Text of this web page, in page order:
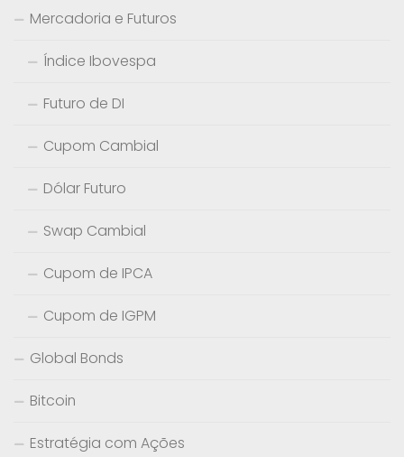
Mercadoria e Futuros
Índice Ibovespa
Futuro de DI
Cupom Cambial
Dólar Futuro
Swap Cambial
Cupom de IPCA
Cupom de IGPM
Global Bonds
Bitcoin
Estratégia com Ações